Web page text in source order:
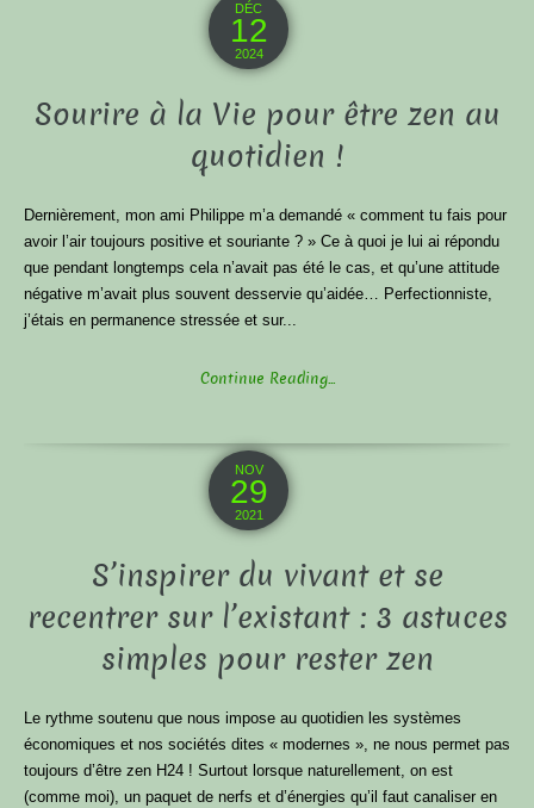
DÉC
12
2024
Sourire à la Vie pour être zen au
quotidien !
Dernièrement, mon ami Philippe m’a demandé « comment tu fais pour
avoir l’air toujours positive et souriante ? » Ce à quoi je lui ai répondu
que pendant longtemps cela n’avait pas été le cas, et qu’une attitude
négative m’avait plus souvent desservie qu’aidée… Perfectionniste,
j’étais en permanence stressée et sur...
Continue Reading...
NOV
29
2021
S’inspirer du vivant et se
recentrer sur l’existant : 3 astuces
simples pour rester zen
Le rythme soutenu que nous impose au quotidien les systèmes
économiques et nos sociétés dites « modernes », ne nous permet pas
toujours d’être zen H24 ! Surtout lorsque naturellement, on est
(comme moi), un paquet de nerfs et d’énergies qu’il faut canaliser en